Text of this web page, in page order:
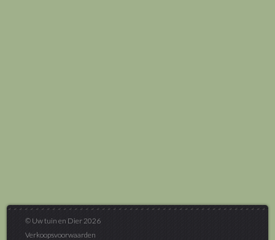
© Uw tuin en Dier 2026
Verkoopsvoorwaarden